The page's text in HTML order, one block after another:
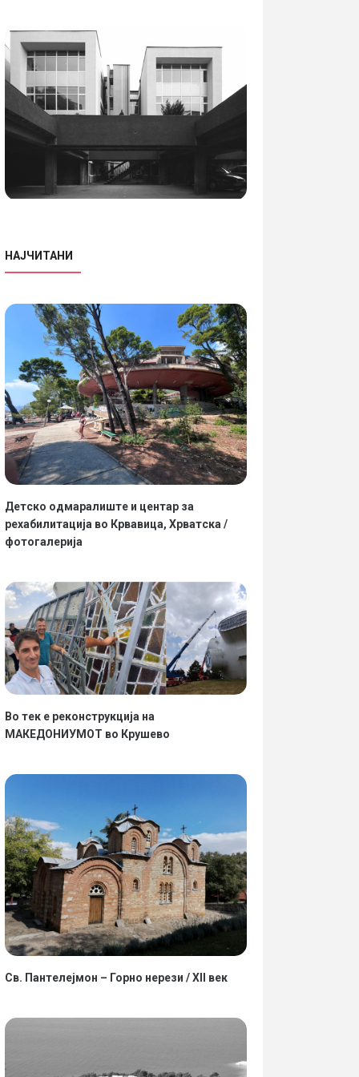
НАЈЧИТАНИ
Детско одмаралиште и центар за
рехабилитација во Крвавица, Хрватска /
фотогалерија
Во тек е реконструкција на
МАКЕДОНИУМОТ во Крушево
Св. Пантелејмон – Горно нерези / XII век